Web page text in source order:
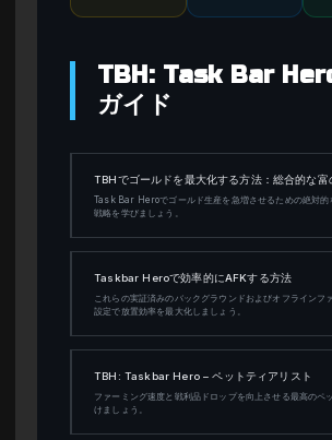
TBH: Task Bar
ガイド
TBHでゴールドを最大化する方法：総合的な富
Task Bar Heroでゴールド生産を急増させるための絶対的
戦略を学びましょう。
Taskbar Heroで効率的にAFKする方法
これらの実証済みのバックグラウンドおよびオフラインフ
設定で放置効率を最大化しましょう。
TBH: Taskbar Hero – ペットティアリスト
ファーミング速度と戦利品ドロップを向上させる最高のペ
けましょう。